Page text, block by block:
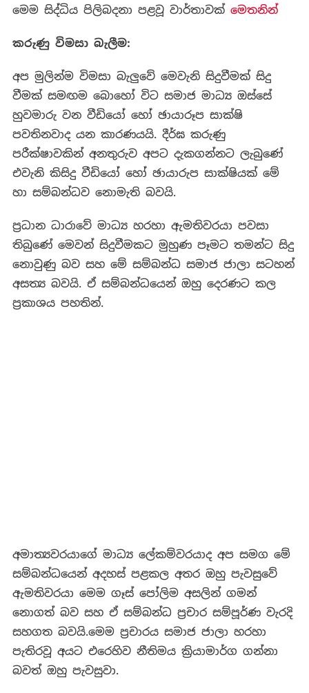
මෙම සිද්ධිය පිලිබදනා පළවූ වාර්තාවක් මෙතනින්
කරුණු විමසා බැලීම:
අප මුලින්ම විමසා බැලුවේ මෙවැනි සිදුවීමක් සිදු
වීමක් සමඟම බොහෝ විට සමාජ මාධ්‍ය ඔස්සේ
හුවමාරු වන වීඩියෝ හෝ ඡායාරූප සාක්ෂි
පවතිනවාද යන කාරණයයි. දීර්ඝ කරුණු
පරීක්ෂාවකින් අනතුරුව අපට දැකගන්නට ලැබුණේ
එවැනි කිසිදු වීඩියෝ හෝ ඡායාරුප සාක්ෂියක් මේ
හා සම්බන්ධව නොමැති බවයි.
ප්‍රධාන ධාරාවේ මාධ්‍ය හරහා ඇමතිවරයා පවසා
තිබුණේ මෙවන් සිදුවීමකට මුහුණ පෑමට තමන්ට සිදු
නොවුණු බව සහ මේ සම්බන්ධ සමාජ ජාලා සටහන්
අසත්‍ය බවයි. ඒ සම්බන්ධයෙන් ඔහු දෙරණට කල
ප්‍රකාශය පහතින්.
අමාත්‍යවරයාගේ මාධ්‍ය ලේකම්වරයාද අප සමග මේ
සම්බන්ධයෙන් අදහස් පළකල අතර ඔහු පැවසුවේ
ඇමතිවරයා මෙම ගෑස් පෝලිම අසලින් ගමන්
නොගත් බව සහ ඒ සම්බන්ධ ප්‍රචාර සම්පූර්ණ වැරදි
සහගත බවයි.මෙම ප්‍රචාරය සමාජ ජාලා හරහා
පැතිරවූ අයට එරෙහිව නීතිමය ක්‍රියාමාර්ග ගන්නා
බවත් ඔහු පැවසුවා.